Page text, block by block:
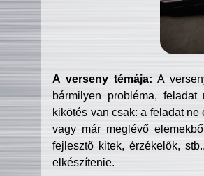
A verseny témája: A
bármilyen probléma, feladat
kikötés van csak: a feladat
vagy már meglévő
fejlesztő kitek, érzékelők,
elkészítenie.